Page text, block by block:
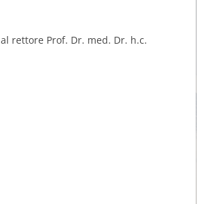
rettore Prof. Dr. med. Dr. h.c.